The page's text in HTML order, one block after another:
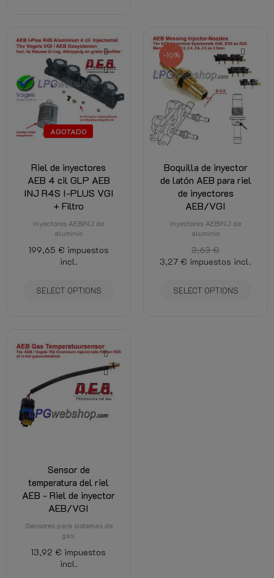
AGOTADO
Riel de inyectores
AEB 4 cil GLP AEB
INJ R4S I-PLUS VGI
+ Filtro
Inyectores AEBINJ de
aluminio
199,65 € impuestos
incl.
SELECT OPTIONS
-10%
Boquilla de inyector
de latón AEB para riel
de inyectores
AEB/VGI
Inyectores AEBINJ de
aluminio
3,63 €
3,27 € impuestos incl.
SELECT OPTIONS
Sensor de
temperatura del riel
AEB - Riel de inyector
AEB/VGI
Sensores para sistemas de
gas.
13,92 € impuestos
incl.